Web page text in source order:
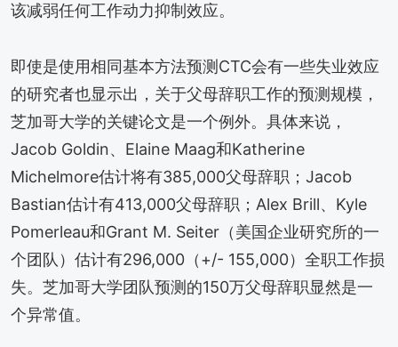
该减弱任何工作动力抑制效应。
即使是使用相同基本方法预测CTC会有一些失业效应
的研究者也显示出，关于父母辞职工作的预测规模，
芝加哥大学的关键论文是一个例外。具体来说，
Jacob Goldin、Elaine Maag和Katherine
Michelmore估计将有385,000父母辞职；Jacob
Bastian估计有413,000父母辞职；Alex Brill、Kyle
Pomerleau和Grant M. Seiter（美国企业研究所的一
个团队）估计有296,000（+/- 155,000）全职工作损
失。芝加哥大学团队预测的150万父母辞职显然是一
个异常值。